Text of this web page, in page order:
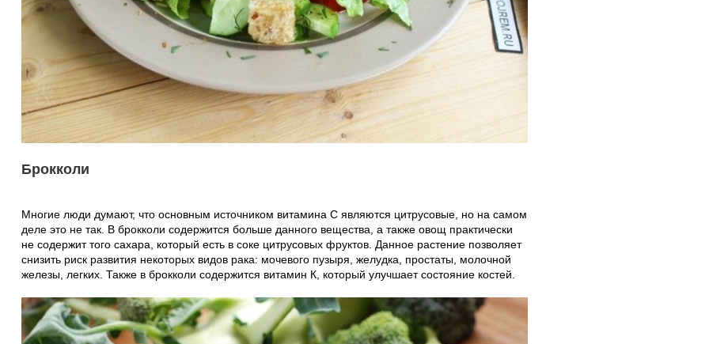
Брокколи
Многие люди думают, что основным источником витамина С являются цитрусовые, но на самом
деле это не так. В брокколи содержится больше данного вещества, а также овощ практически
не содержит того сахара, который есть в соке цитрусовых фруктов. Данное растение позволяет
снизить риск развития некоторых видов рака: мочевого пузыря, желудка, простаты, молочной
железы, легких. Также в брокколи содержится витамин К, который улучшает состояние костей.